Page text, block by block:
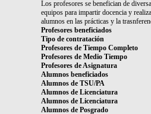
Los profesores se benefician de
equipos para impartir docencia y
alumnos en las prácticas y la
Profesores beneficiados
Tipo de contratación
Profesores de Tiempo Completo
Profesores de Medio Tiempo
Profesores de Asignatura
Alumnos beneficiados
Alumnos de TSU/PA
Alumnos de Licenciatura
Alumnos de Licenciatura
Alumnos de Posgrado